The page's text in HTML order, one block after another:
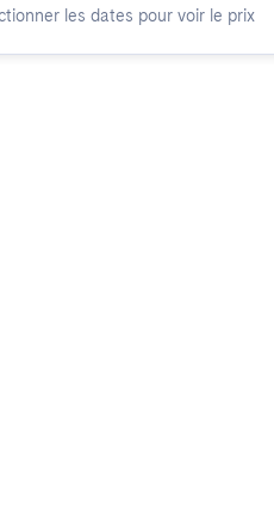
les dates pour voir le prix